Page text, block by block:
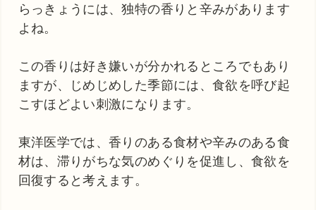
らっきょうには、独特の香りと辛みがあります
よね。
この香りは好き嫌いが分かれるところでもあり
ますが、じめじめした季節には、食欲を呼び起
こすほどよい刺激になります。
東洋医学では、香りのある食材や辛みのある食
材は、滞りがちな気のめぐりを促進し、食欲を
回復すると考えます。